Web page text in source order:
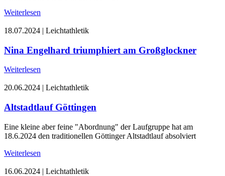
Weiterlesen
18.07.2024 | Leichtathletik
Nina Engelhard triumphiert am Großglockner
Weiterlesen
20.06.2024 | Leichtathletik
Altstadtlauf Göttingen
Eine kleine aber feine "Abordnung" der Laufgruppe hat am
18.6.2024 den traditionellen Göttinger Altstadtlauf absolviert
Weiterlesen
16.06.2024 | Leichtathletik